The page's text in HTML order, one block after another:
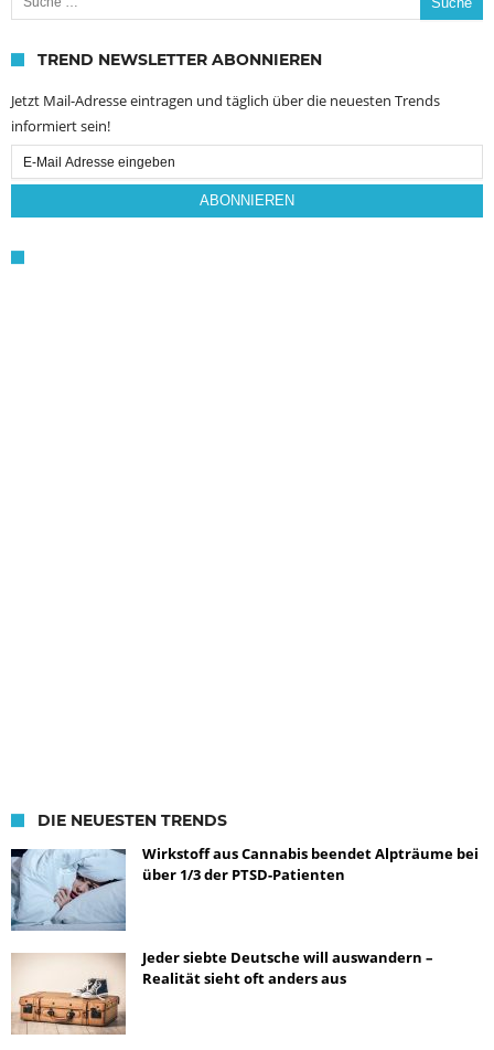
TREND NEWSLETTER ABONNIEREN
Jetzt Mail-Adresse eintragen und täglich über die neuesten Trends
informiert sein!
Email
Subscription
ABONNIEREN
DIE NEUESTEN TRENDS
Wirkstoff aus Cannabis beendet Alpträume bei
über 1/3 der PTSD-Patienten
Jeder siebte Deutsche will auswandern –
Realität sieht oft anders aus